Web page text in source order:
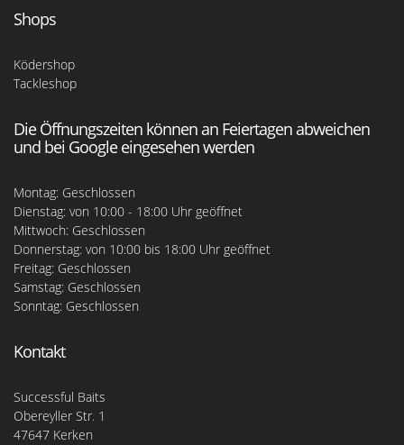
Shops
Ködershop
Tackleshop
Die Öffnungszeiten können an Feiertagen abweichen
und bei Google eingesehen werden
Montag: Geschlossen
Dienstag: von 10:00 - 18:00 Uhr geöffnet
Mittwoch: Geschlossen
Donnerstag: von 10:00 bis 18:00 Uhr geöffnet
Freitag: Geschlossen
Samstag: Geschlossen
Sonntag: Geschlossen
Kontakt
Successful Baits
Obereyller Str. 1
47647 Kerken